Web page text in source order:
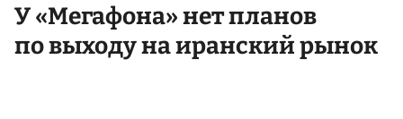
У «Мегафона» нет планов
по выходу на иранский рынок